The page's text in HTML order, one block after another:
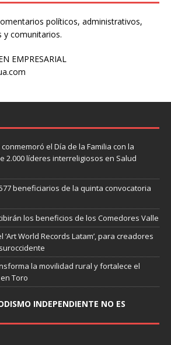
políticos, administrativos,
y comunitarios.
EMPRESARIAL
el Día de la Familia con la
2.000 líderes interreligiosos en Salud
beneficiarios de la quinta convocatoria
los beneficios de los Comedores Valle
World Records Latam’, para creadores
la movilidad rural y fortalece el
Toro
INDEPENDIENTE NO ES